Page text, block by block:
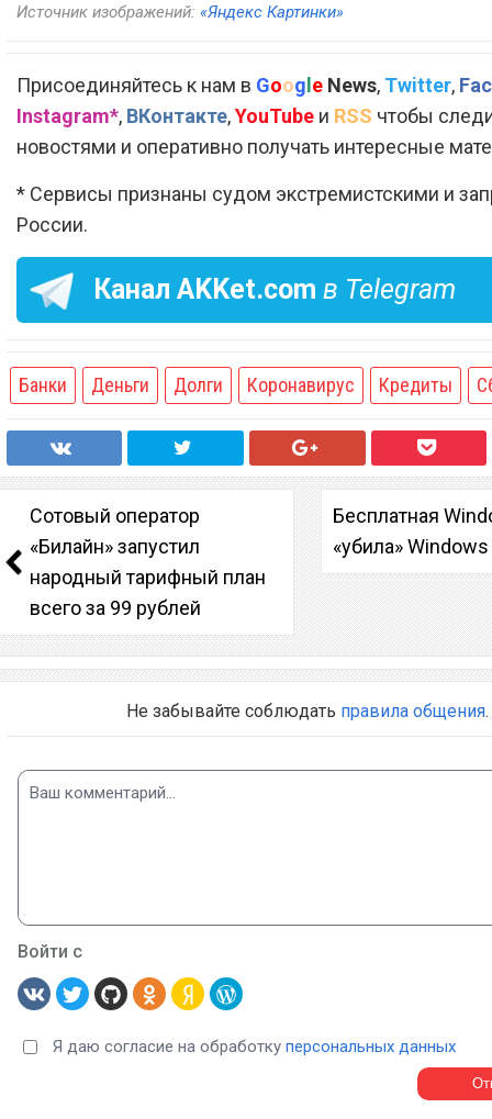
Источник изображений: «Яндекс Картинки»
Присоединяйтесь к нам в Google News, Twitter,
Instagram*, ВКонтакте,YouTube и RSS чтобы
новостями и оперативно получать интересные
* Сервисы признаны судом экстремистскими и
России.
Канал AKKet.com в Telegram
Банки Деньги Долги Коронавирус Кредиты
Сотовый оператор
«Билайн» запустил
народный тарифный план
всего за 99 рублей
Бесплатная
«убила»
Не забывайте соблюдать правила общения.
Войти с
Я даю согласие на обработку персональных данных